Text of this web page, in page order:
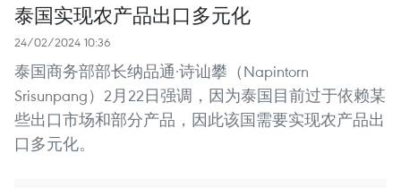
泰国实现农产品出口多元化
24/02/2024 10:36
泰国商务部部长纳品通·诗讪攀（Napintorn
Srisunpang）2月22日强调，因为泰国目前过于依赖某
些出口市场和部分产品，因此该国需要实现农产品出
口多元化。